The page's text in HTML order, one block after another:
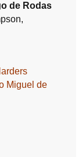
de Rodas
Miguel de